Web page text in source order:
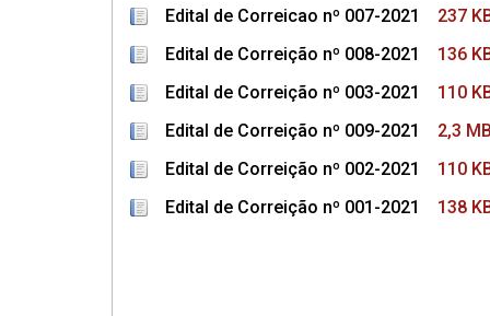
Edital de Correicao nº 007-2021
237
Edital de Correição nº 008-2021
136
Edital de Correição nº 003-2021
110
Edital de Correição nº 009-2021
2,3 MB
Edital de Correição nº 002-2021
110
Edital de Correição nº 001-2021
138